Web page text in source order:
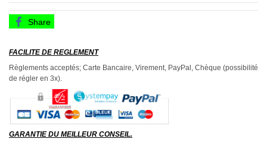
Share
FACILITE DE REGLEMENT
Règlements acceptés; Carte Bancaire, Virement, PayPal, Chèque (possibilité
de régler en 3x).
GARANTIE DU MEILLEUR CONSEIL.